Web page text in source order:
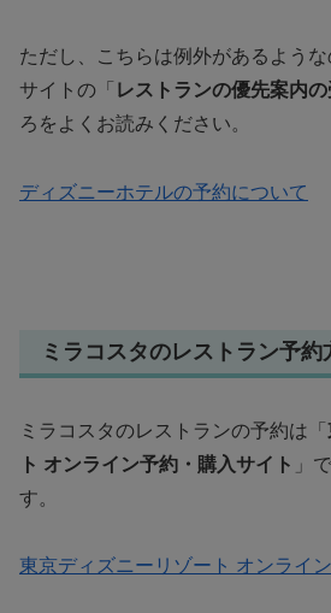
ただし、こちらは例外があるよう
サイトの「 レストランの優先案内
ろをよくお読みください。
ディズニーホテルの予約について
ミラコスタのレストラン予約
ミラコスタのレストランの予約は「
ト オンライン予約・購入サイト 」
す。
東京ディズニーリゾート オンライ